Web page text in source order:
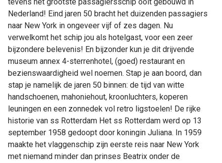
tevens het grootste passagiersschip ooit gebouwd in
Nederland! Eind jaren 50 bracht het duizenden passagiers
naar New York in ongeveer vijf of zes dagen. Nu
verwelkomt het schip jou als hotelgast, voor een zeer
bijzondere belevenis! En bijzonder kun je dit drijvende
museum annex 4-sterrenhotel, (goed) restaurant en
bezienswaardigheid wel noemen. Stap je aan boord, dan
stap je namelijk de jaren 50 binnen: de tijd van witte
handschoenen, mahoniehout, kroonluchters, koperen
leuningen en een zonnedek vol retro ligstoelen! De rijke
historie van ss Rotterdam Het ss Rotterdam werd op 13
september 1958 gedoopt door koningin Juliana. In 1959
maakte het vlaggenschip zijn eerste reis naar New York
met niemand minder dan prinses Beatrix onder de